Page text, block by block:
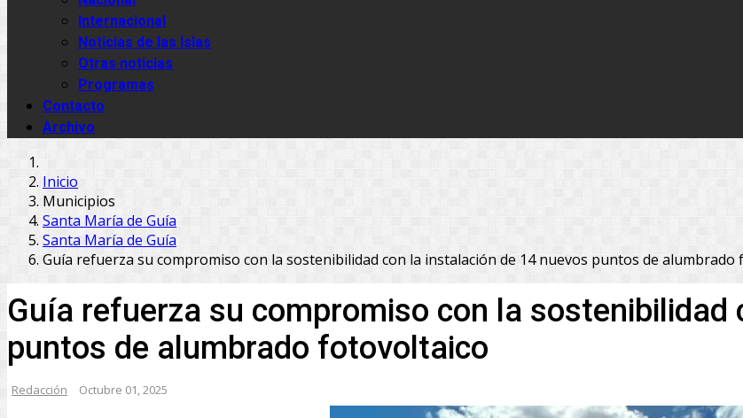
Internacional
Noticias de las Islas
Otras noticias
Programas
Contacto
Archivo
Inicio
Municipios
Santa María de Guía
Santa María de Guía
Guía refuerza su compromiso con la sostenibilidad con la instalación de 14 nuevos puntos de alumbrado
Guía refuerza su compromiso con la sostenibilidad
puntos de alumbrado fotovoltaico
Redacción Octubre 01, 2025